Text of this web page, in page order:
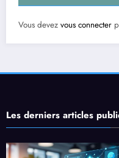
Vous devez vous connecter
Les derniers articles